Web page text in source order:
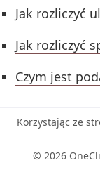
Jak rozliczyć
Jak rozliczyć
Czym jest
Korzystając ze
© 2026